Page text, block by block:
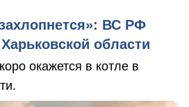
ВС РФ
области
окажется в котле в